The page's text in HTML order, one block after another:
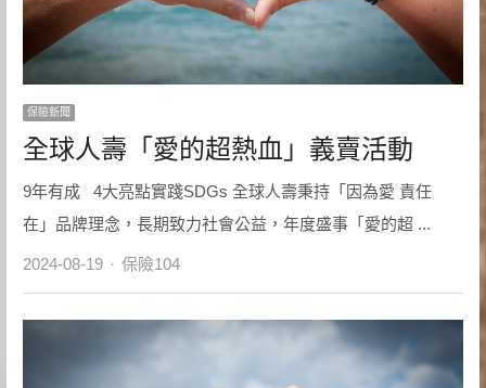
保險新聞
全球人壽「愛的超熱血」義賣活動
9年有成 4大亮點實踐SDGs 全球人壽秉持「因為愛 責任
在」品牌理念，長期致力社會公益，年度盛事「愛的超 ...
2024-08-19 Author
保險104